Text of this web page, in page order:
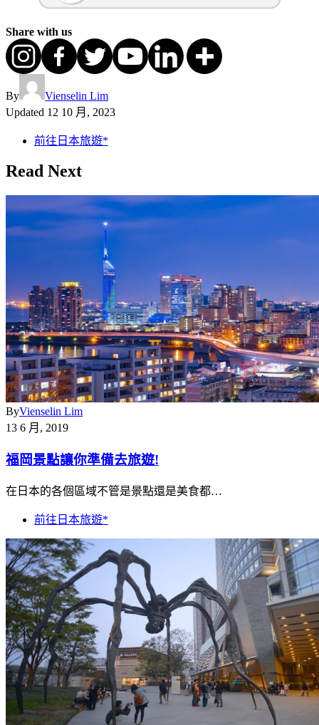
Share with us
By
Vienselin Lim
Updated 12 10 月, 2023
前往日本旅遊*
Read Next
ByVienselin Lim
13 6 月, 2019
福岡景點讓你準備去旅遊!
在日本的各個區域不管是景點還是美食都…
前往日本旅遊*